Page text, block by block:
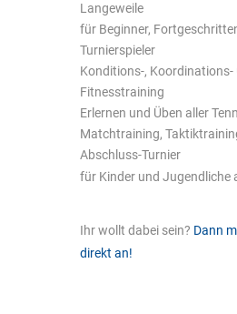
Langeweile
für Beginner,
Turnierspieler
Konditions-, Koordinations-
Fitnesstraining
Erlernen und Üben aller
Matchtraining,
Abschluss-Turnier
für Kinder und Jugendliche
Ihr wollt dabei sein? Dann
direkt an!